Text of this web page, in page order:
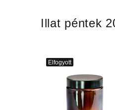
Illat péntek
Elfogyott